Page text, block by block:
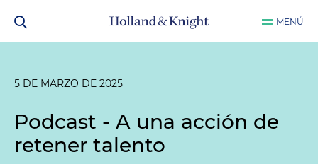
MENÚ
5 DE MARZO DE 2025
Podcast - A una acción de
retener talento